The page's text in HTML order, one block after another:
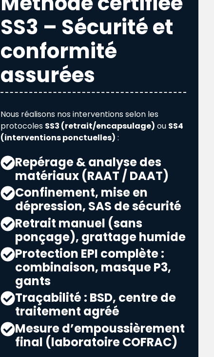
SS3 – Sécurité et
conformité
assurées
Nous réalisons nos interventions selon les
protocoles SS3 (retrait/encapsulage) ou SS4
(interventions ponctuelles) :
Repérage & analyse des
matériaux (RAAT / DAAT)
Confinement, mise en
dépression, SAS de sécurité
Retrait manuel (sans
ponçage), grattage humide
Protection EPI complète :
combinaison, masque P3,
gants
Traçabilité : BSD, centre de
traitement agréé
Mesure d’empoussièrement
final (laboratoire COFRAC)